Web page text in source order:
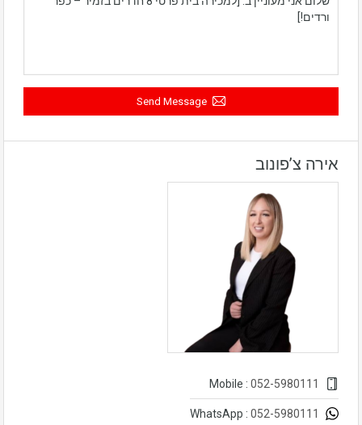
Send Message
אירה צ’פונוב
052-5980111
052-5980111